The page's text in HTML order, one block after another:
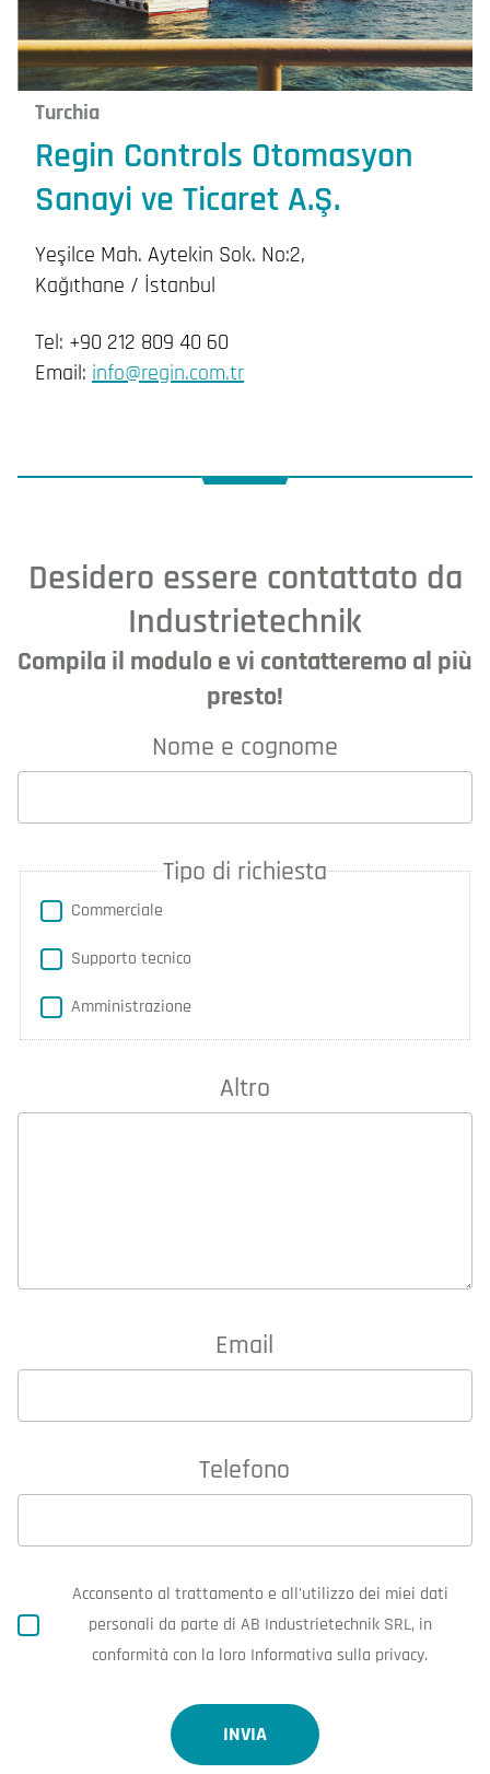
Turchia
Regin Controls Otomasyon
Sanayi ve Ticaret A.Ş.
Yeşilce Mah. Aytekin Sok. No:2,
Kağıthane / İstanbul
Tel: +90 212 809 40 60
Email: info@regin.com.tr
Desidero essere contattato da
Industrietechnik
Compila il modulo e vi contatteremo al più
presto!
Nome e cognome
Tipo di richiesta
Commerciale
Supporto tecnico
Amministrazione
Altro
Email
Telefono
Acconsento al trattamento e all'utilizzo dei miei dati
personali da parte di AB Industrietechnik SRL, in
conformità con la loro Informativa sulla privacy.
INVIA